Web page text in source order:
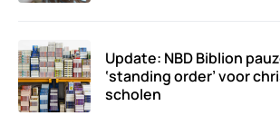
Update: NBD Biblion
‘standing order’ voor
scholen